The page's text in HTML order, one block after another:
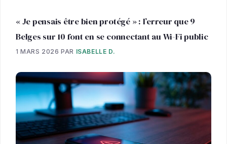
« Je pensais être bien protégé » : l’erreur que 9
Belges sur 10 font en se connectant au Wi-Fi public
1 MARS 2026 PAR ISABELLE D.